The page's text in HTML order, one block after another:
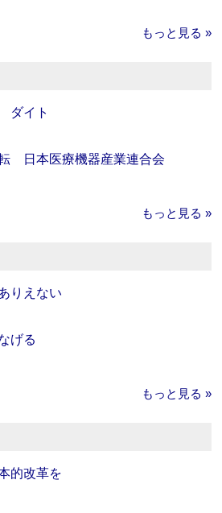
もっと見る »
ダイト
日本医療機器産業連合会
もっと見る »
りえない
げる
もっと見る »
的改革を